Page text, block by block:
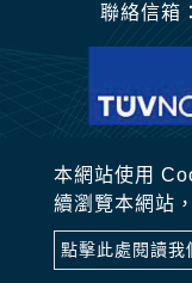
本網站使用
續瀏覽本網站
點擊此處閱讀我
聯絡信箱：
rights